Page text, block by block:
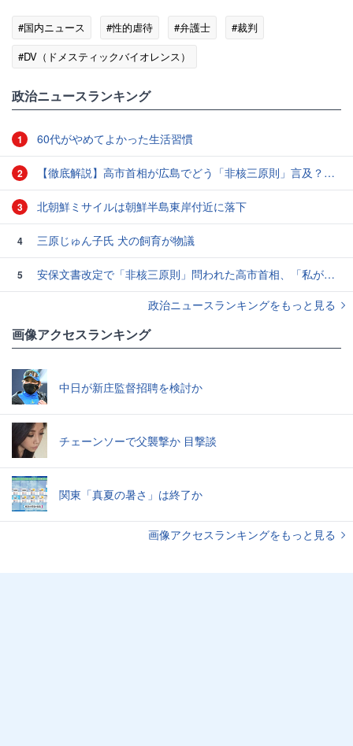
#国内ニュース #性的虐待 #弁護士
#裁判
#DV（ドメスティックバイオレンス）
政治ニュースランキング
1 60代がやめてよかった生活習慣
2 【徹底解説】高市首相が広島でどう「非核三原則」言及？現状にとどめ将来は明言せず 著書では「邪魔になる」と主張
3 北朝鮮ミサイルは朝鮮半島東岸付近に落下
4 三原じゅん子氏 犬の飼育が物議
5
安保文書改定で「非核三原則」問われた高市首相、「私が予断することは差し控える」…堅持維持へ明言避ける
政治ニュースランキングをもっと見る
画像アクセスランキング
中日が新庄監督招聘を検討か
チェーンソーで父襲撃か 目撃談
関東「真夏の暑さ」は終了か
画像アクセスランキングをもっと見る